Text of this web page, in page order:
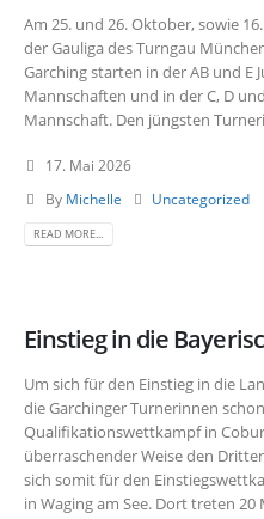
Am 25. und 26. Oktober, sowie
der Gauliga des Turngau
Garching starten in der AB und E
Mannschaften und in der C, D
Mannschaft. Den jüngsten
17. Mai 2026
By Michelle Uncategorized
READ MORE...
Einstieg in die
Um sich für den Einstieg in die
die Garchinger Turnerinnen
Qualifikationswettkampf in
überraschender Weise den
sich somit für den
in Waging am See. Dort treten 20